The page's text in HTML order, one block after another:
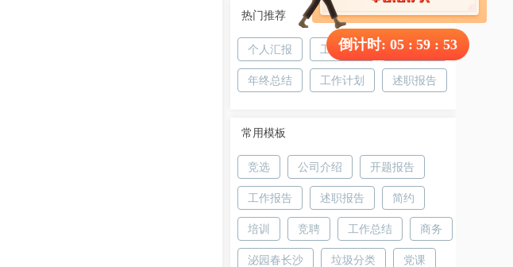
热门推荐
个人汇报 工作总结 年终汇报
年终总结 工作计划 述职报告
常用模板
竞选 公司介绍 开题报告
工作报告 述职报告 简约
培训 竞聘 工作总结 商务
泌园春长沙 垃圾分类 党课
倒计时: 05 : 59 : 52